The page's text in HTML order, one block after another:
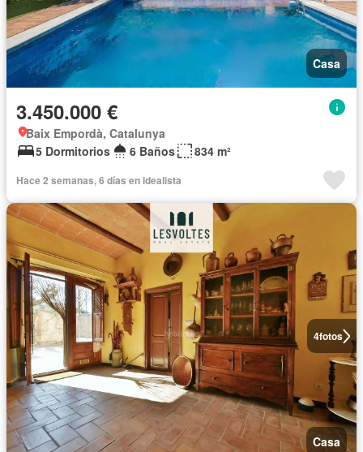
Casa
3.450.000 €
Baix Empordà, Catalunya
5 Dormitorios
6 Baños 834 m²
Hace 2 semanas, 6 días en idealista
4fotos
Casa